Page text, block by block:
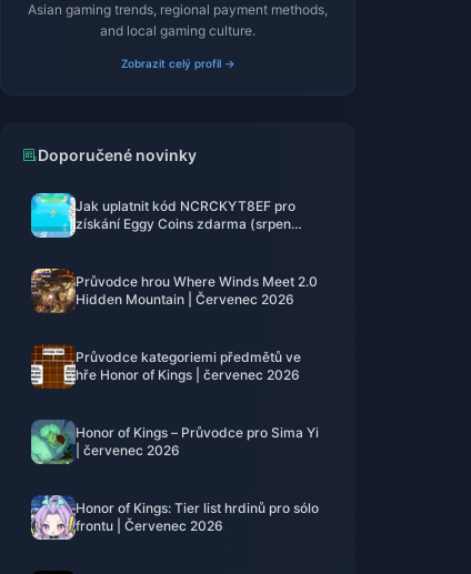
Asian gaming trends, regional payment methods,
and local gaming culture.
Zobrazit celý profil →
Doporučené novinky
Jak uplatnit kód NCRCKYT8EF pro
získání Eggy Coins zdarma (srpen
Průvodce hrou Where Winds Meet 2.0
Hidden Mountain | Červenec 2026
Průvodce kategoriemi předmětů ve
hře Honor of Kings | červenec 2026
Honor of Kings – Průvodce pro Sima Yi
| červenec 2026
Honor of Kings: Tier list hrdinů pro sólo
frontu | Červenec 2026